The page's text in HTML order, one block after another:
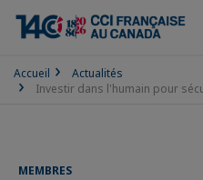
Accueil
Actualités
Investir dans l'humain pour
MEMBRES